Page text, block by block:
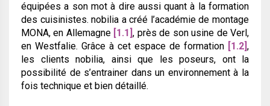
équipées a son mot à dire aussi quant à la formation
des cuisinistes. nobilia a créé l’académie de montage
MONA, en Allemagne [1.1], près de son usine de Verl,
en Westfalie. Grâce à cet espace de formation [1.2],
les clients nobilia, ainsi que les poseurs, ont la
possibilité de s’entrainer dans un environnement à la
fois technique et bien détaillé.